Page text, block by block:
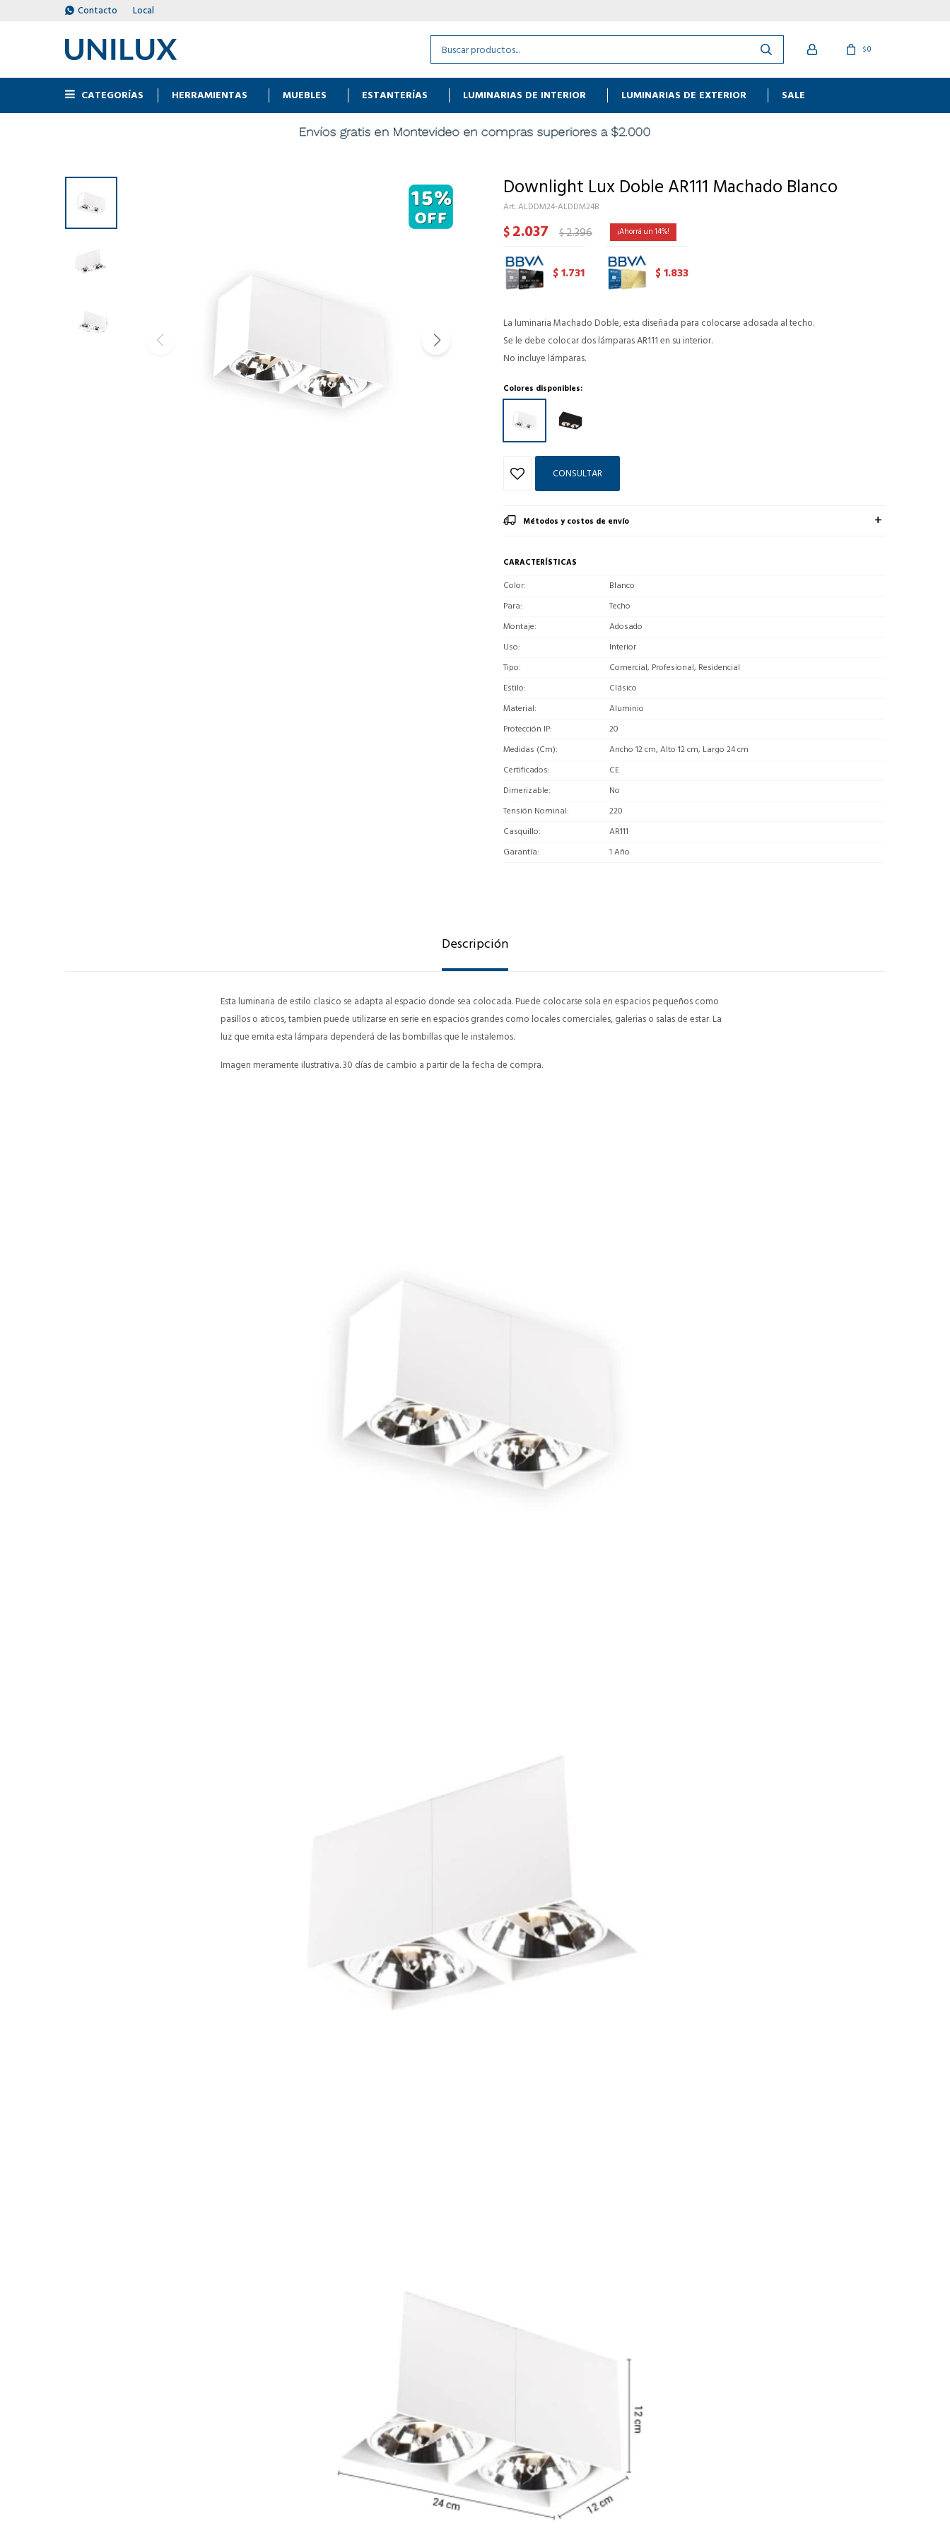
CATEGORÍAS HERRAMIENTAS MUEBLES ESTANTERÍAS LUMINARIAS DE INTERIOR LUMINARIAS DE EXTERIOR SALE
$0
Contacto Local
Downlight Lux Doble AR111 Machado Blanco
ALDDM24-ALDDM24B
$2.037 $2.396 14
$1.731 $1.833
La luminaria Machado Doble, esta diseñada para colocarse adosada al techo.
Se le debe colocar dos lámparas AR111 en su interior.
No incluye lámparas.
Colores disponibles:
CONSULTAR
Métodos y costos de envío
CARACTERÍSTICAS
Color
Blanco
Para
Techo
Montaje
Adosado
Uso
Interior
Tipo
Comercial, Profesional, Residencial
Estilo
Clásico
Material
Aluminio
Protección IP
20
Medidas (Cm)
Ancho 12 cm, Alto 12 cm, Largo 24 cm
Certificados
CE
Dimerizable
No
Tensión Nominal
220
Casquillo
AR111
Garantía
1 Año
Descripción
Esta luminaria de estilo clasico se adapta al espacio donde sea colocada. Puede colocarse sola en espacios pequeños como
pasillos o aticos, tambien puede utilizarse en serie en espacios grandes como locales comerciales, galerias o salas de estar. La
luz que emita esta lámpara dependerá de las bombillas que le instalemos.
Imagen meramente ilustrativa. 30 días de cambio a partir de la fecha de compra.